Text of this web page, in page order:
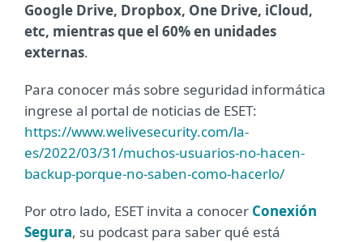
Google Drive, Dropbox, One Drive, iCloud,
etc, mientras que el 60% en unidades
externas.
Para conocer más sobre seguridad informática
ingrese al portal de noticias de ESET:
https://www.welivesecurity.com/la-
es/2022/03/31/muchos-usuarios-no-hacen-
backup-porque-no-saben-como-hacerlo/
Por otro lado, ESET invita a conocer Conexión
Segura, su podcast para saber qué está